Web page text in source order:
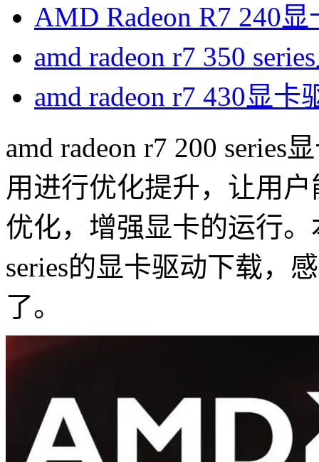
AMD Radeon R7 240
amd radeon r7 350
amd radeon r7 430显卡
amd radeon r7 200
用进行优化提升，让用
优化，增强显卡的运行。
series的显卡驱动下载，
了。